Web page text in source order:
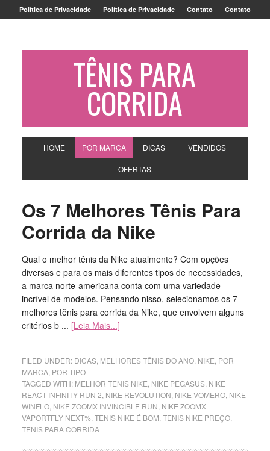
Política de Privacidade Política de Privacidade Contato Contato
TÊNIS PARA
CORRIDA
HOME POR MARCA DICAS + VENDIDOS
OFERTAS
Os 7 Melhores Tênis Para
Corrida da Nike
Qual o melhor tênis da Nike atualmente? Com opções
diversas e para os mais diferentes tipos de necessidades,
a marca norte-americana conta com uma variedade
incrível de modelos. Pensando nisso, selecionamos os 7
melhores tênis para corrida da Nike, que envolvem alguns
critérios b ... [Leia Mais...]
FILED UNDER: DICAS, MELHORES TÊNIS DO ANO, NIKE POR
MARCA, POR TIPO
TAGGED WITH: MELHOR TENIS NIKE NIKE PEGASUS, NIKE
REACT INFINITY RUN 2 NIKE REVOLUTION NIKE VOMERO, NIKE
WINFLO, NIKE ZOOMX INVINCIBLE RUN NIKE ZOOMX
VAPORTFLY NEXT% TENIS NIKE É BOM TENIS NIKE PREÇO,
TENIS PARA CORRIDA